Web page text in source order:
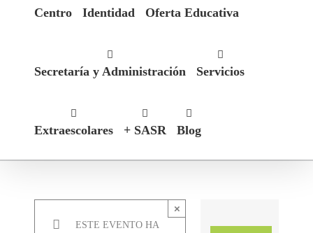
Centro Identidad Oferta Educativa
Secretaría y Administración Servicios
Extraescolares + SASR Blog
ESTE EVENTO HA
×